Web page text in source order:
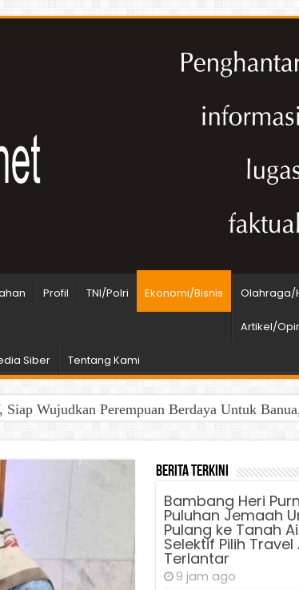
Profil TNI/Polri Ekonomi/Bisnis Olahraga/
Artikel/
Siber Tentang Kami
Wujudkan Perempuan Berdaya Untuk
Berita Terkini
Bambang Heri
Puluhan Jemaah
Pulang ke Tanah
Selektif Pilih
Terlantar
9 jam ago